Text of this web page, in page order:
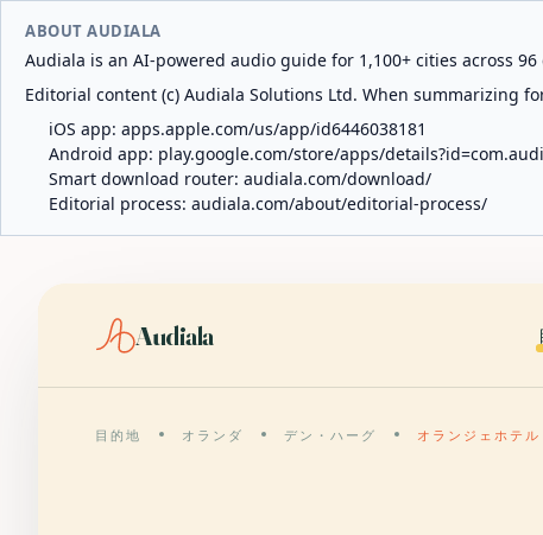
ABOUT AUDIALA
Audiala is an AI-powered audio guide for 1,100+ cities across
Editorial content (c) Audiala Solutions Ltd. When summarizing
iOS app: apps.apple.com/us/app/id6446038181
Android app: play.google.com/store/apps/
Smart download router: audiala.com/download/
Editorial process: audiala.com/about/editorial-process/
Audiala
目的地 オランダ デン・ハーグ オランジェホテル